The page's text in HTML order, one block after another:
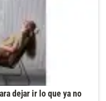
dejar ir lo que ya no